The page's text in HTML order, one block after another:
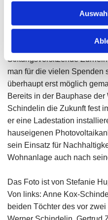
Katharina Klar, kurz nach
Elektrobusses zu Gast.
Stiftungsvorsitzende
man für die vielen Spenden
überhaupt erst möglich
Bereits in der Bauphase
Schindelin die Zukunft fest
er eine Ladestation
hauseigenen
sein Einsatz für
Wohnanlage auch nach
Das Foto ist von Stefanie
Von links: Anne Kox-
beiden Töchter des vor